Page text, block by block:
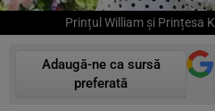
Prințul William și Prințesa
Adaugă-ne ca sursă
preferată